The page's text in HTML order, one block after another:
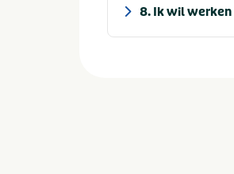
8. Ik wil werken